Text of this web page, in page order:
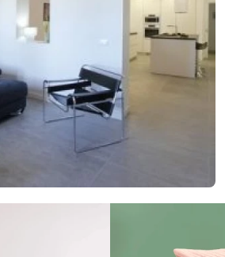
bývanie? Vyskúšajte
interiéru
Vyskúšajte elegantné členenie